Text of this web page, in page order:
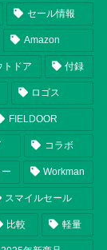
セール情報
Amazon
トドア 付録
ロゴス
FIELDOOR
コラボ
Workman
スマイルセール
比較 軽量